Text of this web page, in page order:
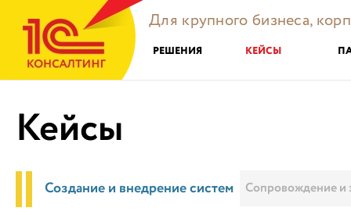
Для крупного бизнеса,
РЕШЕНИЯ КЕЙСЫ
Кейсы
Создание и внедрение систем Сопровождение и